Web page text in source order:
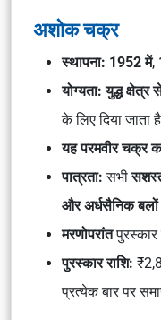
अशोक चक्र
स्थापना: 1952 में,
योग्यता: युद्ध क्षेत्र
के लिए दिया जाता
यह परमवीर चक्र
पात्रता: सभी
और अर्धसैनिक बलों
मरणोपरांतपुरस्कार
पुरस्कार राशि:
प्रत्येक बार पर